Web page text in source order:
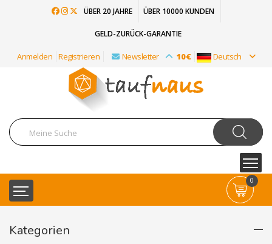
ÜBER 20 JAHRE ÜBER 10000 KUNDEN
GELD-ZURÜCK-GARANTIE
Anmelden Registrieren Newsletter 10€ Deutsch
0
Kategorien